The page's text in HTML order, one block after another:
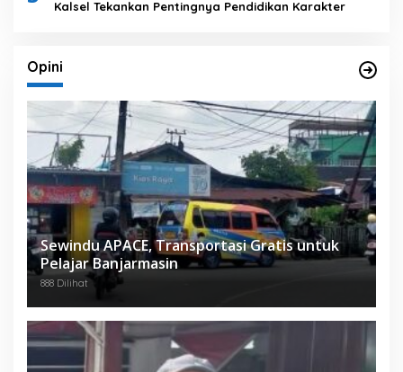
Kalsel Tekankan Pentingnya Pendidikan Karakter
Opini
Sewindu APACE, Transportasi Gratis untuk
Pelajar Banjarmasin
888 Dilihat